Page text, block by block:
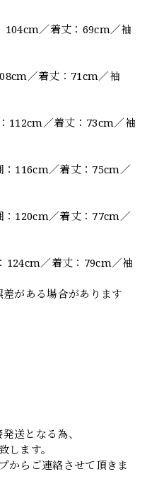
／着丈：69cm／袖
／着丈：71cm／袖
112cm／着丈：73cm／袖
116cm／着丈：75cm／
120cm／着丈：77cm／
／着丈：79cm／袖
がある場合があります
送となる為、
します。
からご連絡させて頂きま